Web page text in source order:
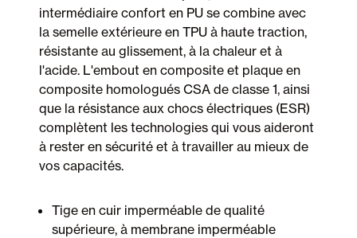
intermédiaire confort en PU se combine avec
la semelle extérieure en TPU à haute traction,
résistante au glissement, à la chaleur et à
l'acide. L'embout en composite et plaque en
composite homologués CSA de classe 1, ainsi
que la résistance aux chocs électriques (ESR)
complètent les technologies qui vous aideront
à rester en sécurité et à travailler au mieux de
vos capacités.
Tige en cuir imperméable de qualité
supérieure, à membrane imperméable